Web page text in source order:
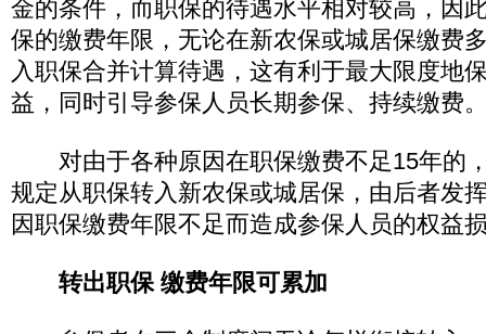
金的条件，而职保的待遇水平相对较高，因
保的缴费年限，无论在新农保或城居保缴费
入职保合并计算待遇，这有利于最大限度地
益，同时引导参保人员长期参保、持续缴费
对由于各种原因在职保缴费不足15年的
规定从职保转入新农保或城居保，由后者发
因职保缴费年限不足而造成参保人员的权益
转出职保 缴费年限可累加